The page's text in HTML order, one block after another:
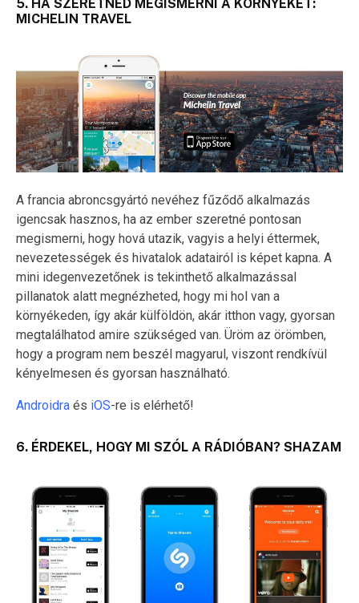
5. HA SZERETNÉD MEGISMERNI A KÖRNYÉKET:
MICHELIN TRAVEL
A francia abroncsgyártó nevéhez fűződő alkalmazás
igencsak hasznos, ha az ember szeretné pontosan
megismerni, hogy hová utazik, vagyis a helyi éttermek,
nevezetességek és hivatalok adatairól is képet kapna. A
mini idegenvezetőnek is tekinthető alkalmazással
pillanatok alatt megnézheted, hogy mi hol van a
környékeden, így akár külföldön, akár itthon vagy, gyorsan
megtalálhatod amire szükséged van. Üröm az örömben,
hogy a program nem beszél magyarul, viszont rendkívül
kényelmesen és gyorsan használható.
Androidra és iOS-re is elérhető!
6. ÉRDEKEL, HOGY MI SZÓL A RÁDIÓBAN? SHAZAM